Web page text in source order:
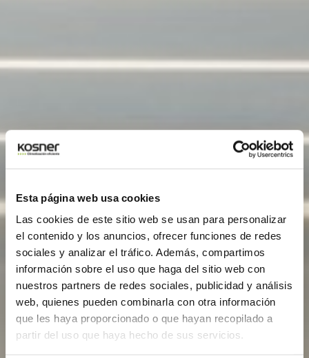
Esta página web usa cookies
Las cookies de este sitio web se usan para personalizar
el contenido y los anuncios, ofrecer funciones de redes
sociales y analizar el tráfico. Además, compartimos
información sobre el uso que haga del sitio web con
nuestros partners de redes sociales, publicidad y análisis
web, quienes pueden combinarla con otra información
que les haya proporcionado o que hayan recopilado a
partir del uso que haya hecho de sus servicios.